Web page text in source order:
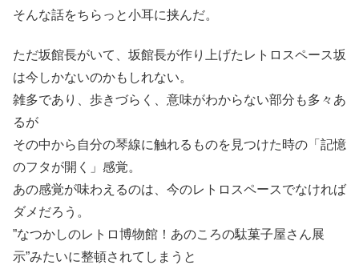
そんな話をちらっと小耳に挟んだ。
ただ坂館長がいて、坂館長が作り上げたレトロスペース坂
は今しかないのかもしれない。
雑多であり、歩きづらく、意味がわからない部分も多々あ
るが
その中から自分の琴線に触れるものを見つけた時の「記憶
のフタが開く」感覚。
あの感覚が味わえるのは、今のレトロスペースでなければ
ダメだろう。
”なつかしのレトロ博物館！あのころの駄菓子屋さん展
示”みたいに整頓されてしまうと